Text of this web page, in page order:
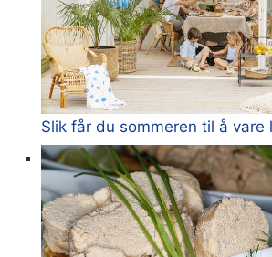
Slik får du sommeren til å vare